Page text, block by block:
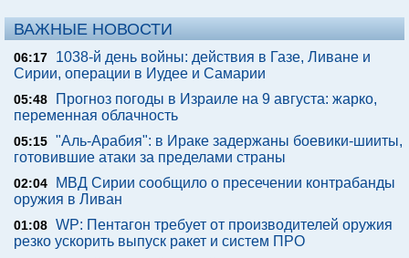
ВАЖНЫЕ НОВОСТИ
06:17
1038-й день войны: действия в Газе, Ливане и
Сирии, операции в Иудее и Самарии
05:48
Прогноз погоды в Израиле на 9 августа: жарко,
переменная облачность
05:15 "Аль-Арабия": в Ираке задержаны боевики-шииты,
готовившие атаки за пределами страны
02:04
МВД Сирии сообщило о пресечении контрабанды
оружия в Ливан
01:08 WP: Пентагон требует от производителей оружия
резко ускорить выпуск ракет и систем ПРО